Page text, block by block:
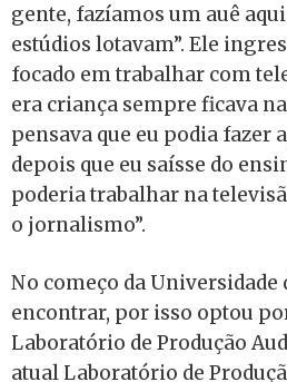
gente, fazíamos um auê
estúdios lotavam”. Ele
focado em trabalhar com
era criança sempre ficava
pensava que eu podia fazer
depois que eu saísse do
poderia trabalhar na
o jornalismo”.
No começo da Universidade
encontrar, por isso optou
Laboratório de Produção
atual Laboratório de